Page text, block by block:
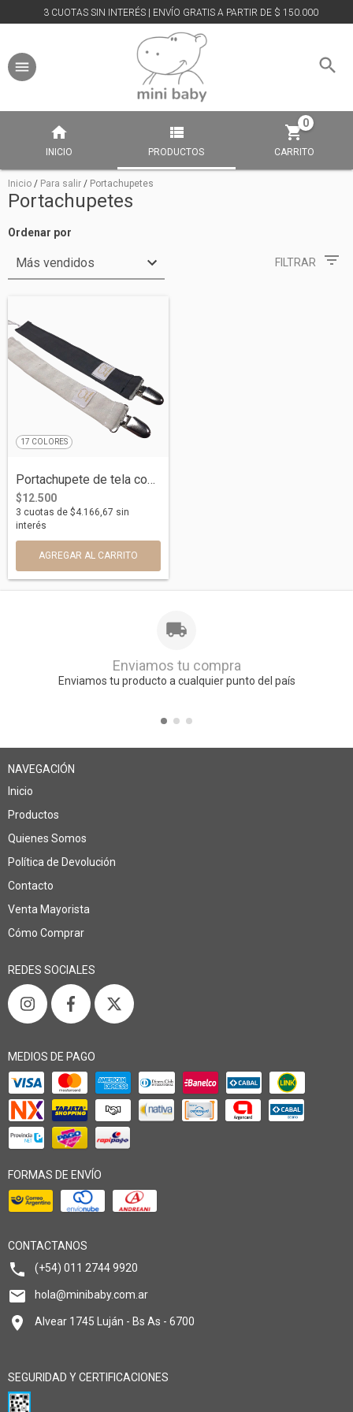
3 CUOTAS SIN INTERÉS | ENVÍO GRATIS A PARTIR DE $ 150.000
INICIO PRODUCTOS CARRITO
0
Inicio / Para salir / Portachupetes
Portachupetes
Ordenar por
FILTRAR
17 COLORES
Portachupete de tela con broche metálico
$12.500
3 cuotas de $4.166,67 sin
interés
AGREGAR AL CARRITO
Enviamos tu compra
Enviamos tu producto a cualquier punto del país
NAVEGACIÓN
Inicio
Productos
Quienes Somos
Política de Devolución
Contacto
Venta Mayorista
Cómo Comprar
REDES SOCIALES
MEDIOS DE PAGO
FORMAS DE ENVÍO
CONTACTANOS
(+54) 011 2744 9920
hola@minibaby.com.ar
Alvear 1745 Luján - Bs As - 6700
SEGURIDAD Y CERTIFICACIONES